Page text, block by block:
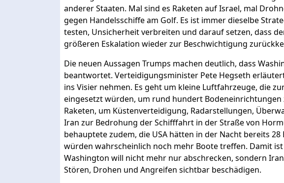
anderer Staaten. Mal sind es Raketen auf Israel, mal
gegen Handelsschiffe am Golf. Es ist immer dieselbe
testen, Unsicherheit verbreiten und darauf setzen, dass
größeren Eskalation wieder zur Beschwichtigung
Die neuen Aussagen Trumps machen deutlich, dass
beantwortet. Verteidigungsminister Pete Hegseth
ins Visier nehmen. Es geht um kleine Luftfahrzeuge, die
eingesetzt würden, um rund hundert
Raketen, um Küstenverteidigung, Radarstellungen,
Iran zur Bedrohung der Schifffahrt in der Straße von
behauptete zudem, die USA hätten in der Nacht bereits
würden wahrscheinlich noch mehr Boote treffen. Damit
Washington will nicht mehr nur abschrecken, sondern
Stören, Drohen und Angreifen sichtbar beschädigen.